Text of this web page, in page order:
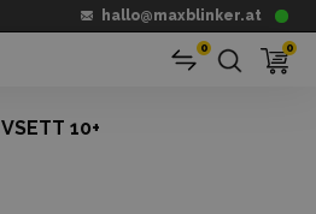
hallo@maxblinker.at
0 0
VSETT 10+